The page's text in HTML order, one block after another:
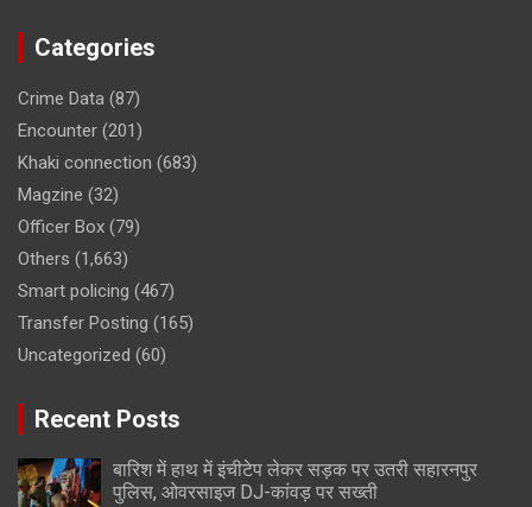
Categories
Crime Data (87)
Encounter (201)
Khaki connection (683)
Magzine (32)
Officer Box (79)
Others (1,663)
Smart policing (467)
Transfer Posting (165)
Uncategorized (60)
Recent Posts
बारिश में हाथ में इंचीटेप लेकर सड़क पर उतरी सहारनपुर
पुलिस, ओवरसाइज DJ-कांवड़ पर सख्ती